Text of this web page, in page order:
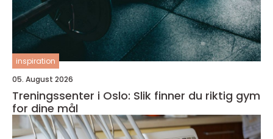
inspiration
05. August 2026
Treningssenter i Oslo: Slik finner du riktig gym
for dine mål